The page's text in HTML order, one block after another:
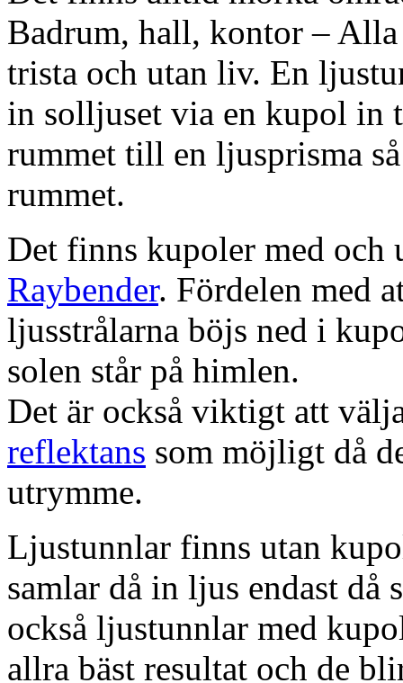
Badrum, hall, kontor – Alla
trista och utan liv. En
in solljuset via en kupol in
rummet till en ljusprisma
rummet.
Det finns kupoler med och
Raybender. Fördelen med
ljusstrålarna böjs ned i
solen står på himlen.
Det är också viktigt att
reflektans som möjligt då
utrymme.
Ljustunnlar finns utan
samlar då in ljus endast då
också ljustunnlar med
allra bäst resultat och de